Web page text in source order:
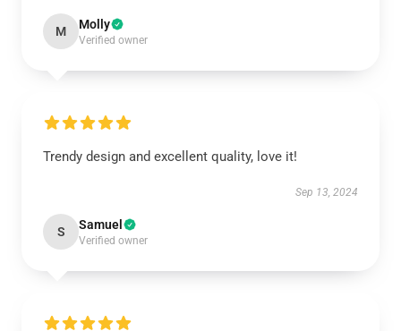
M Molly
Verified owner
Trendy design and excellent quality, love it!
Sep 13, 2024
S Samuel
Verified owner